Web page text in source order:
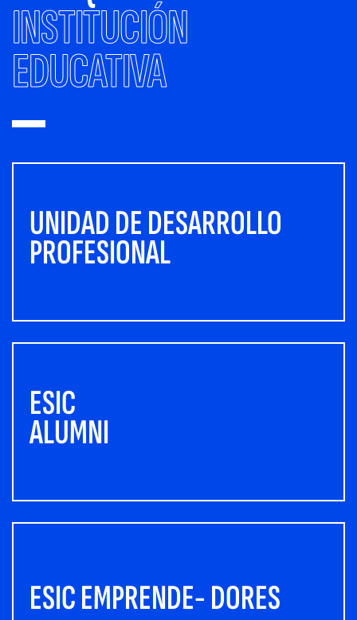
INSTITUCIÓN
EDUCATIVA
UNIDAD DE DESARROLLO
PROFESIONAL
ESIC
ALUMNI
ESIC EMPRENDE- DORES